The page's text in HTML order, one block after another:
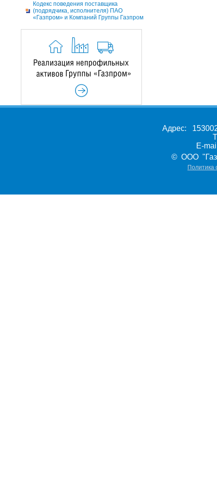
Кодекс поведения поставщика
(подрядчика, исполнителя) ПАО
«Газпром» и Компаний Группы Газпром
Адрес:
E-
© ООО
Политика